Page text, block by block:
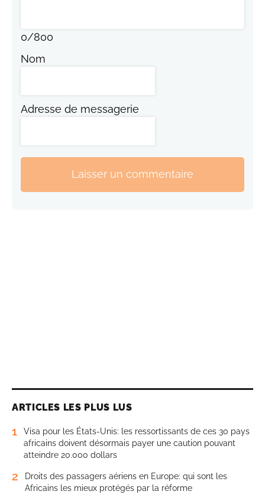
0/800
Nom
Adresse de messagerie
Laisser un commentaire
ARTICLES LES PLUS LUS
1
Visa pour les États-Unis: les ressortissants de ces 30 pays
africains doivent désormais payer une caution pouvant
atteindre 20.000 dollars
2
Droits des passagers aériens en Europe: qui sont les
Africains les mieux protégés par la réforme